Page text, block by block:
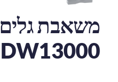
משאבת גלים
DW13000